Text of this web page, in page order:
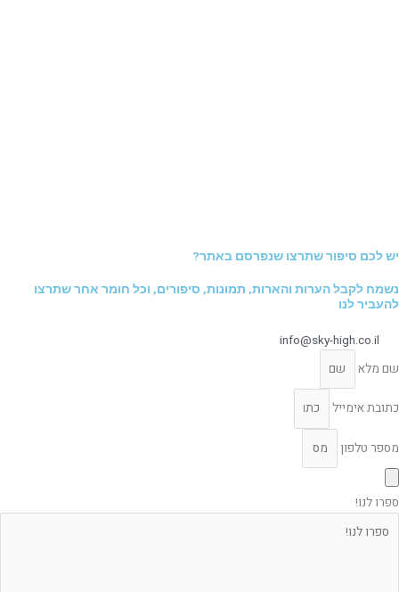
יש לכם סיפור שתרצו שנפרסם באתר?
נשמח לקבל הערות והארות, תמונות, סיפורים, וכל חומר אחר שתרצו
להעביר לנו
info@sky-high.co.il
שם מלא
כתובת אימייל
מספר טלפון
ספרו לנו!